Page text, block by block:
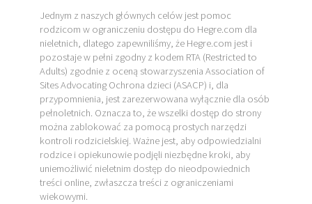
Jednym z naszych głównych celów jest pomoc
rodzicom w ograniczeniu dostępu do Hegre.com dla
nieletnich, dlatego zapewniliśmy, że Hegre.com jest i
pozostaje w pełni zgodny z kodem RTA (Restricted to
Adults) zgodnie z oceną stowarzyszenia Association of
Sites Advocating Ochrona dzieci (ASACP) i, dla
przypomnienia, jest zarezerwowana wyłącznie dla osób
pełnoletnich. Oznacza to, że wszelki dostęp do strony
można zablokować za pomocą prostych narzędzi
kontroli rodzicielskiej. Ważne jest, aby odpowiedzialni
rodzice i opiekunowie podjęli niezbędne kroki, aby
uniemożliwić nieletnim dostęp do nieodpowiednich
treści online, zwłaszcza treści z ograniczeniami
wiekowymi.